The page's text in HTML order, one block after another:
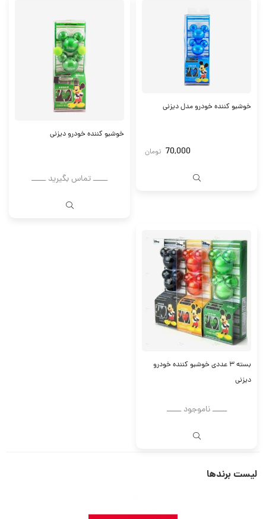
خوشبو کننده خودرو مدل دیزنی
70,000 تومان
خوشبو کننده خودرو دیزنی
ــــــ تماس بگیرید ــــــ
بسته ۳ عددی خوشبو کننده خودرو
دیزنی
ــــــ ناموجود ــــــ
لیست برندها